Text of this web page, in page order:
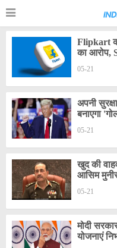
Flipkart
का आरोप,
05-21
अपनी
बनाएगा
05-21
खुद की
आसिम
05-21
मोदी
योजनाएं